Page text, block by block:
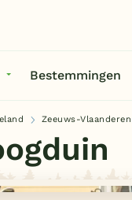
Bestemmingen
Zeeuws-Vlaanderen